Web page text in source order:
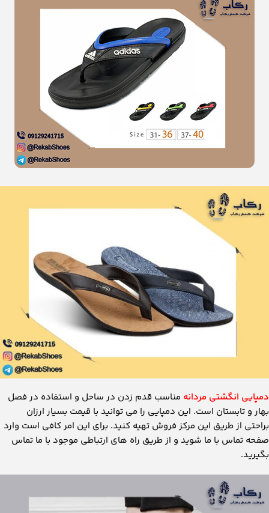
دمپایی انگشتی مردانه مناسب قدم زدن در ساحل و استفاده در فصل
بهار و تابستان است. این دمپایی را می توانید با قیمت بسیار ارزان
براحتی از طریق این مرکز فروش تهیه کنید. برای این امر کافی است وارد
صفحه تماس با ما شوید و از طریق راه های ارتباطی موجود با ما تماس
بگیرید.